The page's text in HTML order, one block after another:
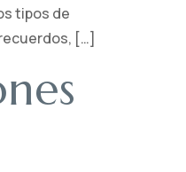
tipos de
[…]